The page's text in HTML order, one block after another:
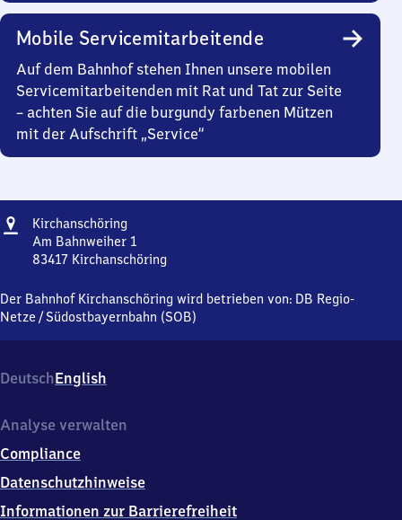
Mobile Servicemitarbeitende
Auf dem Bahnhof stehen Ihnen unsere mobilen
Servicemitarbeitenden mit Rat und Tat zur Seite
– achten Sie auf die burgundy farbenen Mützen
mit der Aufschrift „Service“
Adresse
Kirchanschöring
Am Bahnweiher 1
83417 Kirchanschöring
Am
Bahnweiher
4
7
Kirchanschöring
Der Bahnhof Kirchanschöring wird betrieben von: DB Regio-
Netze /Südostbayernbahn (SOB)
DeutschEnglish
Analyse verwalten
Compliance
Datenschutzhinweise
Informationen zur Barrierefreiheit